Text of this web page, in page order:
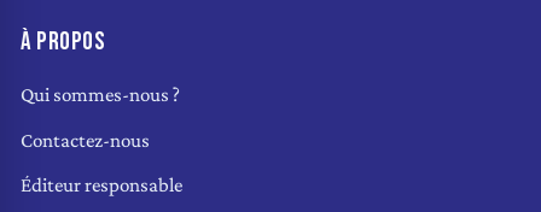
À PROPOS
Qui sommes-nous ?
Contactez-nous
Éditeur responsable